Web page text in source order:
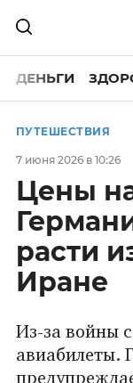
ДЕНЬГИ
ПУТЕШЕСТВИЯ
7 июня 2026 в 10:26
Цены
расти
Иране
Из-за войны
авиабилеты.